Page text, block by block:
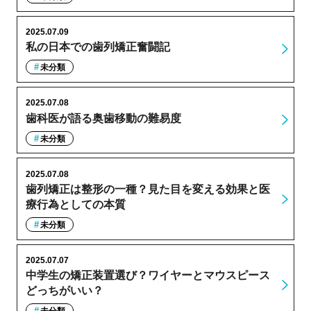
私の日本での歯列矯正奮闘記
2025.07.09
未分類
歯科医が語る奥歯移動の難易度
2025.07.08
未分類
歯列矯正は整形の一種？見た目を変える効果と医
療行為としての本質
2025.07.08
未分類
中学生の矯正装置選び？ワイヤーとマウスピース
どっちがいい？
2025.07.07